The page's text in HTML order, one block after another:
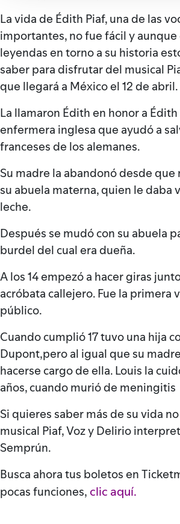
La vida de Édith Piaf, una de las
importantes, no fue fácil y
leyendas en torno a su historia
saber para disfrutar del musical
que llegará a México el 12 de abril.
La llamaron Édith en honor a Édith
enfermera inglesa que ayudó a
franceses de los alemanes.
Su madre la abandonó desde que
su abuela materna, quien le daba
leche.
Después se mudó con su abuela
burdel del cual era dueña.
A los 14 empezó a hacer giras
acróbata callejero. Fue la primera
público.
Cuando cumplió 17 tuvo una hija
Dupont,pero al igual que su
hacerse cargo de ella. Louis la
años, cuando murió de meningitis
Si quieres saber más de su vida
musical Piaf, Voz y Delirio
Semprún.
Busca ahora tus boletos en
pocas funciones, clic aquí.